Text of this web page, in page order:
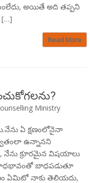
అయితే అది తప్పని
Read More
Ministry
ఏ క్షణంలోనైనా
ఉన్నానని
నేను క్రూరమైన విషయాలు
బాధపడుతూ
ఏమిటో నాకు తెలియదు,